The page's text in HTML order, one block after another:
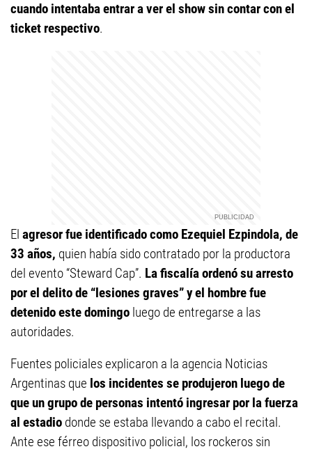
cuando intentaba entrar a ver el show sin contar con el
ticket respectivo.
El agresor fue identificado como Ezequiel Ezpindola, de
33 años, quien había sido contratado por la productora
del evento “Steward Cap”. La fiscalía ordenó su arresto
por el delito de “lesiones graves” y el hombre fue
detenido este domingo luego de entregarse a las
autoridades.
Fuentes policiales explicaron a la agencia Noticias
Argentinas que los incidentes se produjeron luego de
que un grupo de personas intentó ingresar por la fuerza
al estadio donde se estaba llevando a cabo el recital.
Ante ese férreo dispositivo policial, los rockeros sin